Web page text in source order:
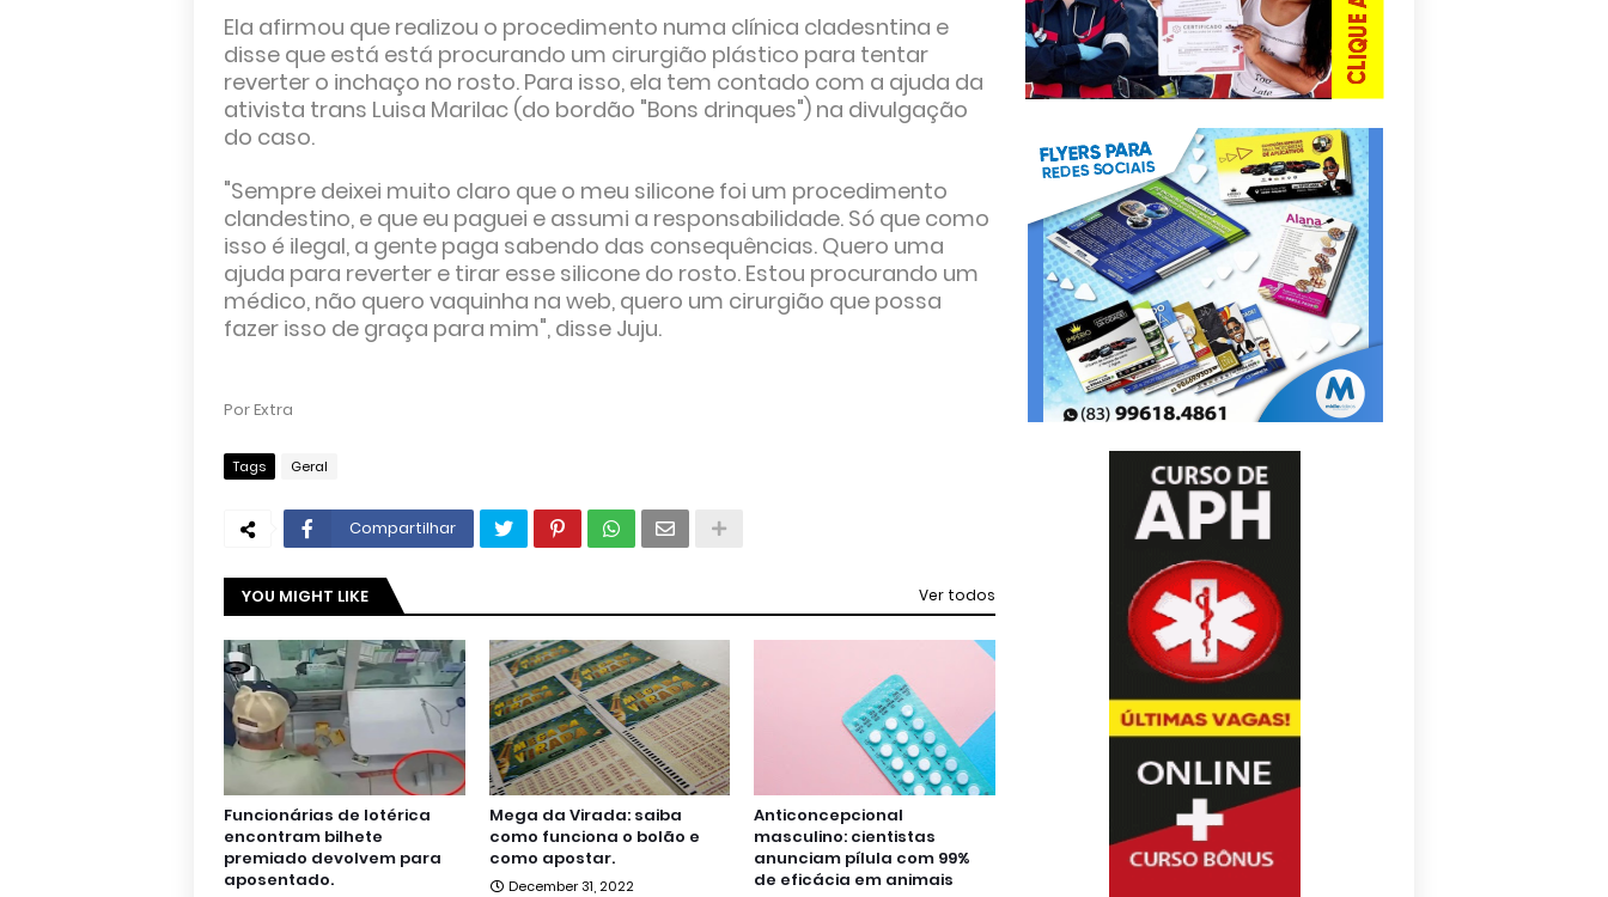
Ela afirmou que realizou o procedimento numa clínica cladesntina e
disse que está está procurando um cirurgião plástico para tentar
reverter o inchaço no rosto. Para isso, ela tem contado com a ajuda da
ativista trans Luisa Marilac (do bordão "Bons drinques") na divulgação
do caso.
"Sempre deixei muito claro que o meu silicone foi um procedimento
clandestino, e que eu paguei e assumi a responsabilidade. Só que como
isso é ilegal, a gente paga sabendo das consequências. Quero uma
ajuda para reverter e tirar esse silicone do rosto. Estou procurando um
médico, não quero vaquinha na web, quero um cirurgião que possa
fazer isso de graça para mim", disse Juju.
Por Extra
Tags Geral
Compartilhar
YOU MIGHT LIKE Ver todos
Funcionárias de lotérica
encontram bilhete
premiado devolvem para
aposentado.
Mega da Virada: saiba
como funciona o bolão e
como apostar.
December 31, 2022
Anticoncepcional
masculino: cientistas
anunciam pílula com 99%
de eficácia em animais